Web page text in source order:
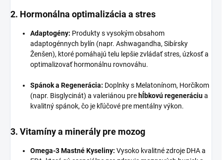
2. Hormonálna optimalizácia a stres
Adaptogény: Produkty s vysokým obsahom
adaptogénnych bylín (napr. Ashwagandha, Sibírsky
Ženšen), ktoré pomáhajú telu lepšie zvládať stres, úzkosť a
optimalizovať hormonálnu rovnováhu.
Spánok a Regenerácia: Doplnky s Melatonínom, Horčíkom
(napr. Bisglycinát) a valeriánou pre hĺbkovú regeneráciua
kvalitný spánok, čo je kľúčové pre mentálny výkon.
3. Vitamíny a minerály pre mozog
Omega-3 Mastné Kyseliny: Vysoko kvalitné zdroje DHA a